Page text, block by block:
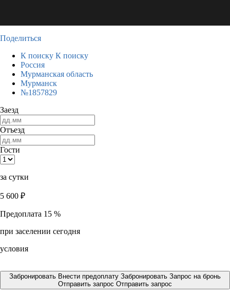
Поделиться
К поиску К поиску
Россия
Мурманская область
Мурманск
№1857829
Заезд
Отъезд
Гости
за сутки
5 600 ₽
Предоплата 15 %
при заселении сегодня
условия
Забронировать Внести предоплату Забронировать Запрос на бронь
Отправить запрос Отправить запрос